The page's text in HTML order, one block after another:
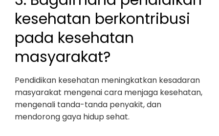
kesehatan berkontribusi
pada kesehatan
masyarakat?
Pendidikan kesehatan meningkatkan kesadaran
masyarakat mengenai cara menjaga kesehatan,
mengenali tanda-tanda penyakit, dan
mendorong gaya hidup sehat.